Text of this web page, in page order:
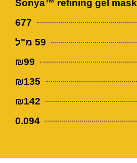
Sonya™ refining gel mask
677
59 מ"ל
₪99
₪135
₪142
0.094